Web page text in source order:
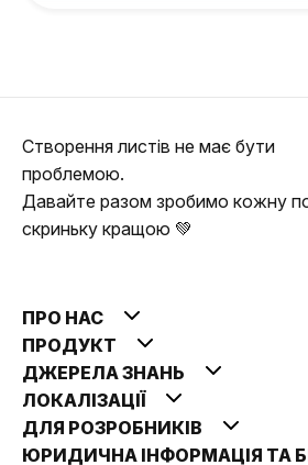
Створення листів не має бути
проблемою.
Давайте разом зробимо кожну
скриньку кращою 💚
ПРО НАС
ПРОДУКТ
ДЖЕРЕЛА ЗНАНЬ
ЛОКАЛІЗАЦІЇ
ДЛЯ РОЗРОБНИКІВ
ЮРИДИЧНА ІНФОРМАЦІЯ ТА